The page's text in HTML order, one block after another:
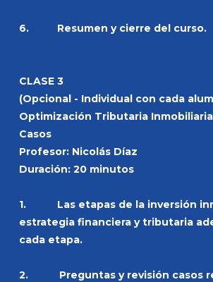
6. Resumen y cierre del curso.
CLASE 3
(Opcional - Individual con cada
Optimización Tributaria
Casos
Profesor: Nicolás Díaz
Duración: 20 minutos
1. Las etapas de la inversión
estrategia financiera y tributaria
cada etapa.
2. Preguntas y revisión casos